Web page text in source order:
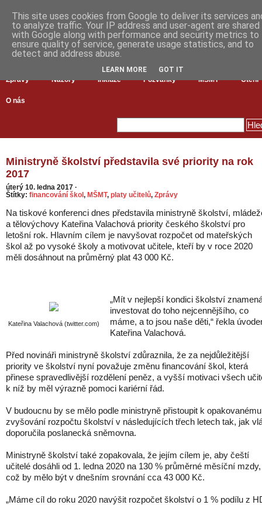
Zprávy Názory Inkluze Pozvánky MŠMT Čtení
O nás
Ministryně školství představila své priority na rok
2017
úterý 10. ledna 2017 ·
Štítky: financování škol, MŠMT, platy učitelů, Zprávy
Na tiskové konferenci dnes představila ministryně školství,
a tělovýchovy Kateřina Valachová priority českého školství pro
letošní rok. Hlavním cílem je navyšovat rozpočet od mateřských
škol až po vysoké školy a motivovat učitele, kteří by v roce 2020
měli dosáhnout na průměrný plat 43 000 Kč.
Kateřina Valachová (twitter.com)
„Mít v nejlepší kondici školství
investovat do toho nejcennějšího, co
máme, a to jsou naše děti,“ řekla
Kateřina Valachová.
Před novináři ministryně školství zdůraznila, že za nejdůležitější
priority ve školství nyní považuje změnu financování škol, která
přinese spravedlivější rozdělení peněz, a vyšší motivaci všech
k níž by měl výrazně pomoci kariérní řád.
V budoucnu by se mělo podle ministryně přistoupit k opakovanému
zvyšování rozpočtu školství v následujících třech letech tak, jak
doporučila poslanecká sněmovna.
Ministryně školství také zopakovala, že jejím cílem je, aby čeští
učitelé dosáhli od 1. ledna 2020 na 130 % průměrné měsíční mzdy,
což by mělo být v dnešním srovnání cca 43 000 Kč.
„Máme cíl do roku 2020 navýšit rozpočet školství o 1 % podílu z
This site uses cookies from Google to deliver its services
to analyze traffic. Your IP address and user-agent are shared
with Google along with performance and security metrics to
ensure quality of service, generate usage statistics, and to
detect and address abuse.
LEARN MORE GOT IT